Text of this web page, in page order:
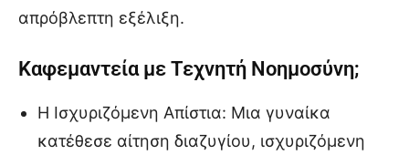
απρόβλεπτη εξέλιξη.
Καφεμαντεία με Τεχνητή Νοημοσύνη;
Η Ισχυριζόμενη Απίστια: Μια γυναίκα
κατέθεσε αίτηση διαζυγίου, ισχυριζόμενη